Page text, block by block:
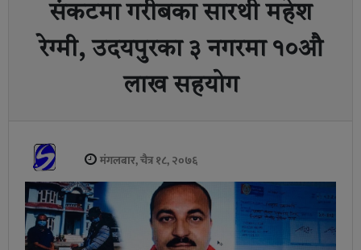
संकटमा गरीबका सारथी महेश
रेग्मी, उदयपुरका ३ नगरमा १०औ
लाख सहयोग
मंगलबार, चैत्र १८, २०७६